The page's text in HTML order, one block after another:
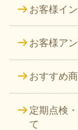
お客様イ
お客様ア
おすすめ
定期点検
て